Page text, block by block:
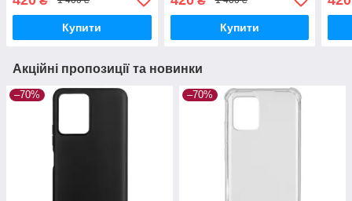
Reno15 FS 5G Brown
(ARM89931) - Краща
Купити
Reno15 FS 5G Grey
(ARM89932) - Краща
Купити
Акційні пропозиції та новинки
–70% –70%